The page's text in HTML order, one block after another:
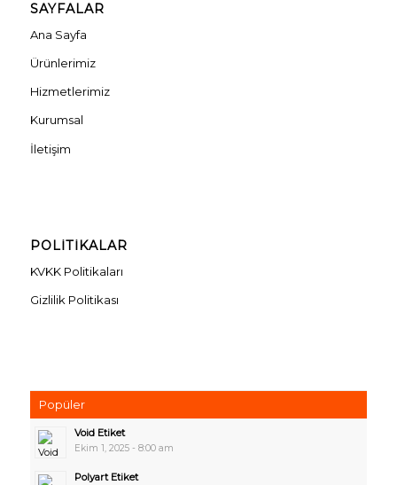
SAYFALAR
Ana Sayfa
Ürünlerimiz
Hizmetlerimiz
Kurumsal
İletişim
POLİTİKALAR
KVKK Politikaları
Gizlilik Politikası
Popüler
Void Etiket
Ekim 1, 2025 - 8:00 am
Polyart Etiket